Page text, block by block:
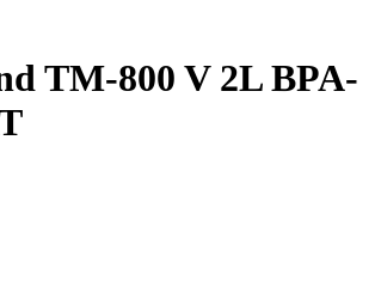
TM-800 V 2L BPA-